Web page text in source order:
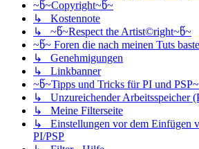
~წ~Copyright~წ~
↳ Kostennote
↳ ~წ~Respect the Artist©right~წ~
~წ~ Foren die nach meinen Tuts
↳ Genehmigungen
↳ Linkbanner
~წ~Tipps und Tricks für PI und
↳ Unzureichender Arbeitsspeicher
↳ Meine Filterseite
↳ Einstellungen vor dem Einfügen
PI/PSP